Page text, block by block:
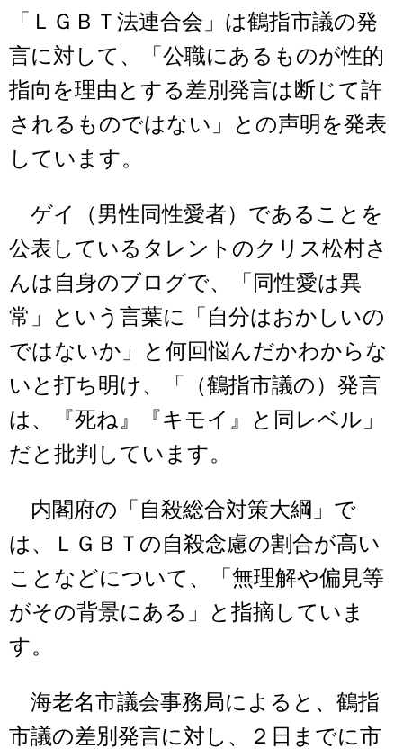
「ＬＧＢＴ法連合会」は鶴指市議の発
言に対して、「公職にあるものが性的
指向を理由とする差別発言は断じて許
されるものではない」との声明を発表
しています。
ゲイ（男性同性愛者）であることを
公表しているタレントのクリス松村さ
んは自身のブログで、「同性愛は異
常」という言葉に「自分はおかしいの
ではないか」と何回悩んだかわからな
いと打ち明け、「（鶴指市議の）発言
は、『死ね』『キモイ』と同レベル」
だと批判しています。
内閣府の「自殺総合対策大綱」で
は、ＬＧＢＴの自殺念慮の割合が高い
ことなどについて、「無理解や偏見等
がその背景にある」と指摘していま
す。
海老名市議会事務局によると、鶴指
市議の差別発言に対し、２日までに市